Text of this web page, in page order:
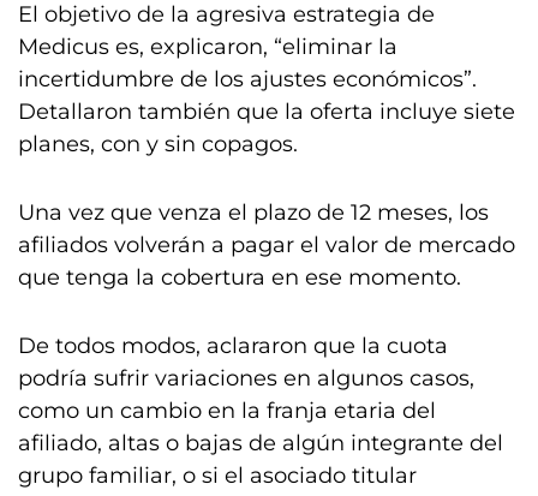
El objetivo de la agresiva estrategia de
Medicus es, explicaron, “eliminar la
incertidumbre de los ajustes económicos”.
Detallaron también que la oferta incluye siete
planes, con y sin copagos.
Una vez que venza el plazo de 12 meses, los
afiliados volverán a pagar el valor de mercado
que tenga la cobertura en ese momento.
De todos modos, aclararon que la cuota
podría sufrir variaciones en algunos casos,
como un cambio en la franja etaria del
afiliado, altas o bajas de algún integrante del
grupo familiar, o si el asociado titular